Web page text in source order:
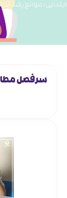
ابتدایی ؛ موانع رشد
سرفصل